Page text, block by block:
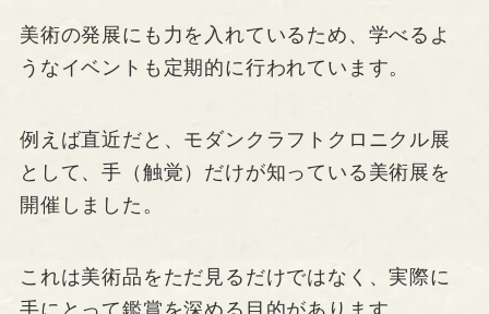
美術の発展にも力を入れているため、学べるよ
うなイベントも定期的に行われています。
例えば直近だと、モダンクラフトクロニクル展
として、手（触覚）だけが知っている美術展を
開催しました。
これは美術品をただ見るだけではなく、実際に
手にとって鑑賞を深める目的があります。